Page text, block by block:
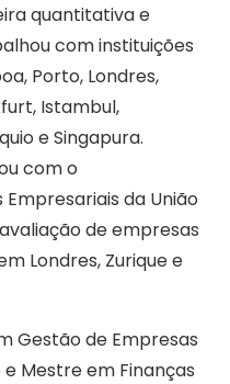
quantitativa e
com instituições
Porto, Londres,
Istambul,
e Singapura.
com o
da União
de empresas
Londres, Zurique e
Gestão de Empresas
Mestre em Finanças